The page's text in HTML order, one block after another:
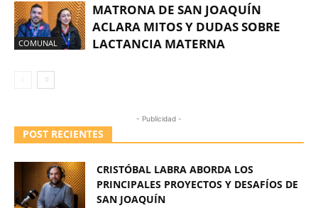
COMUNAL
MATRONA DE SAN JOAQUÍN
ACLARA MITOS Y DUDAS SOBRE
LACTANCIA MATERNA
- Publicidad -
POST RECIENTES
CRISTÓBAL LABRA ABORDA LOS
PRINCIPALES PROYECTOS Y DESAFÍOS DE
SAN JOAQUÍN